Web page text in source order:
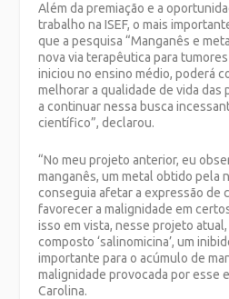
Além da premiação e a
trabalho na ISEF, o mais
que a pesquisa “Manganês e
nova via terapêutica para
iniciou no ensino médio, poderá
melhorar a qualidade de vida das
a continuar nessa busca
científico”, declarou.
“No meu projeto anterior, eu
manganês, um metal obtido pela
conseguia afetar a expressão de
favorecer a malignidade em
isso em vista, nesse projeto
composto ‘salinomicina’, um
importante para o acúmulo de
malignidade provocada por esse
Carolina.